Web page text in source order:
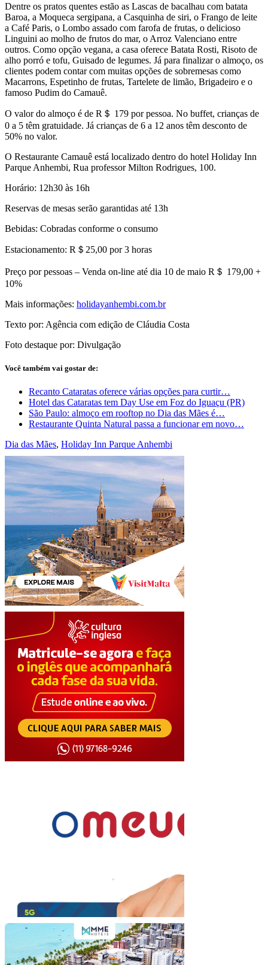
Dentre os pratos quentes estão as Lascas de bacalhau com batata
Baroa, a Moqueca sergipana, a Casquinha de siri, o Frango de leite
a Café Paris, o Lombo assado com farofa de frutas, o delicioso
Linguini ao molho de frutos do mar, o Arroz Valenciano entre
outros. Como opção vegana, a casa oferece Batata Rosti, Risoto de
alho porró e tofu, Guisado de legumes. Já para finalizar o almoço, os
clientes podem contar com muitas opções de sobremesas como
Macarrons, Espetinho de frutas, Tartelete de limão, Brigadeiro e o
famoso Pudim do Camauê.
O valor do almoço é de R＄ 179 por pessoa. No buffet, crianças de
0 a 5 têm gratuidade. Já crianças de 6 a 12 anos têm desconto de
50% no valor.
O Restaurante Camauê está localizado dentro do hotel Holiday Inn
Parque Anhembi, Rua professor Milton Rodrigues, 100.
Horário: 12h30 às 16h
Reservas de mesas serão garantidas até 13h
Bebidas: Cobradas conforme o consumo
Estacionamento: R＄25,00 por 3 horas
Preço por pessoas – Venda on-line até dia 10 de maio R＄ 179,00 +
10%
Mais informações: holidayanhembi.com.br
Texto por: Agência com edição de Cláudia Costa
Foto destaque por: Divulgação
Você também vai gostar de:
Recanto Cataratas oferece várias opções para curtir…
Hotel das Cataratas tem Day Use em Foz do Iguaçu (PR)
São Paulo: almoço em rooftop no Dia das Mães é…
Restaurante Quinta Natural passa a funcionar em novo…
Dia das Mães, Holiday Inn Parque Anhembi